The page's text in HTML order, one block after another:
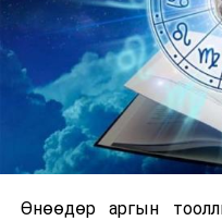
Өнөөдөр аргын